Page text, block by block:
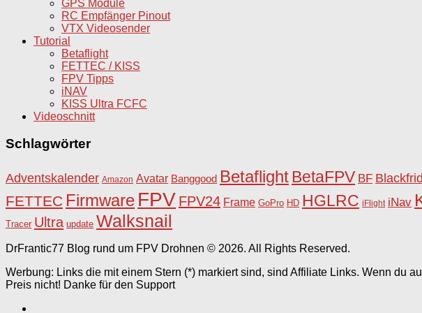
GPS Module
RC Empfänger Pinout
VTX Videosender
Tutorial
Betaflight
FETTEC / KISS
FPV Tipps
iNAV
KISS Ultra FCFC
Videoschnitt
Schlagwörter
Adventskalender Amazon Avatar Banggood Betaflight BetaFPV BF
FETTEC Firmware FPV FPV24 Frame GoPro HD HGLRC iFlight iNav
Tracer Ultra update Walksnail
DrFrantic77 Blog rund um FPV Drohnen © 2026. All Rights Reserved.
Werbung: Links die mit einem Stern (*) markiert sind, sind Affiliate Links. Wenn du
Preis nicht! Danke für den Support